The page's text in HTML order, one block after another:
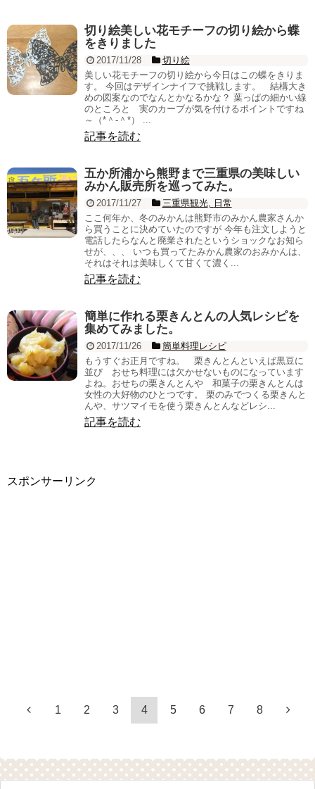
切り絵美しい花モチーフの切り絵から蝶
をきりました
2017/11/28
切り絵
美しい花モチーフの切り絵から今日はこの蝶をきりま
す。 今回はデザインナイフで挑戦します。 結構大き
めの図案なのでなんとかなるかな？ 葉っぱの細かい線
のところと 実のカーブが気を付けるポイントですね
～（*＾-＾*） ...
記事を読む
五か所浦から熊野まで三重県の美味しい
みかん販売所を巡ってみた。
2017/11/27 三重県観光, 日常
ここ何年か、冬のみかんは熊野市のみかん農家さんか
ら買うことに決めていたのですが 今年も注文しようと
電話したらなんと廃業されたというショックなお知ら
せが、、、 いつも買ってたみかん農家のおみかんは、
それはそれは美味しくて甘くて濃く...
記事を読む
簡単に作れる栗きんとんの人気レシピを
集めてみました。
2017/11/26
簡単料理レシピ
もうすぐお正月ですね。 栗きんとんといえば黒豆に
並び おせち料理には欠かせないものになっています
よね。おせちの栗きんとんや 和菓子の栗きんとんは
女性の大好物のひとつです。 栗のみでつくる栗きんと
んや、サツマイモを使う栗きんとんなどレシ...
記事を読む
スポンサーリンク
1 2 3 4 5 6 7 8